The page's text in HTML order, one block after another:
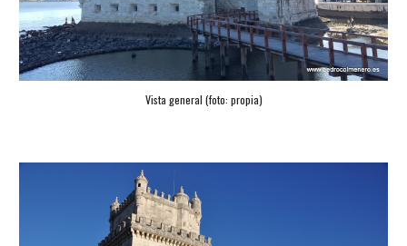
Vista general (foto: propia)